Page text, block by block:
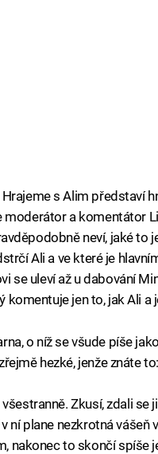
s Alim představí
a komentátor
neví, jaké to
Ali a ve které je
se uleví až u dabování
komentuje jen to, jak Ali a
o níž se všude píše
hezké, jenže znáte
Zkusí, zdali se
ní plane nezkrotná
nakonec to skončí spíše